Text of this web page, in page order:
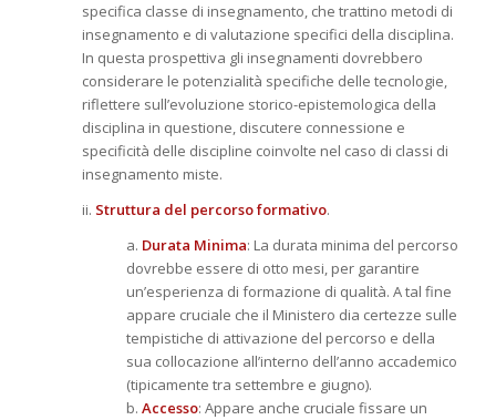
specifica classe di insegnamento, che trattino metodi di
insegnamento e di valutazione specifici della disciplina.
In questa prospettiva gli insegnamenti dovrebbero
considerare le potenzialità specifiche delle tecnologie,
riflettere sull’evoluzione storico-epistemologica della
disciplina in questione, discutere connessione e
specificità delle discipline coinvolte nel caso di classi di
insegnamento miste.
ii. Struttura del percorso formativo.
a. Durata Minima: La durata minima del percorso
dovrebbe essere di otto mesi, per garantire
un’esperienza di formazione di qualità. A tal fine
appare cruciale che il Ministero dia certezze sulle
tempistiche di attivazione del percorso e della
sua collocazione all’interno dell’anno accademico
(tipicamente tra settembre e giugno).
b. Accesso: Appare anche cruciale fissare un